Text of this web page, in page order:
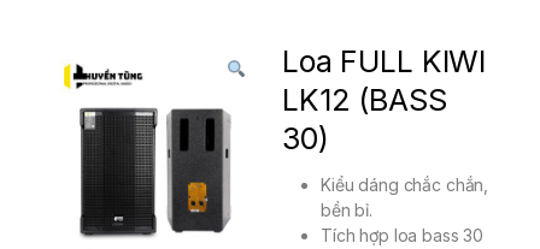
Loa FULL KIWI
LK12 (BASS
30)
Kiểu dáng chắc chắn,
bền bỉ.
Tích hợp loa bass 30